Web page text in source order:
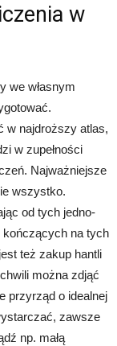
w
we własnym
w najdroższy atlas,
w zupełności
Najważniejsze
wszystko.
od tych jedno-
kończących na tych
też zakup hantli
można zdjąć
przyrząd o idealnej
zawsze
np. małą